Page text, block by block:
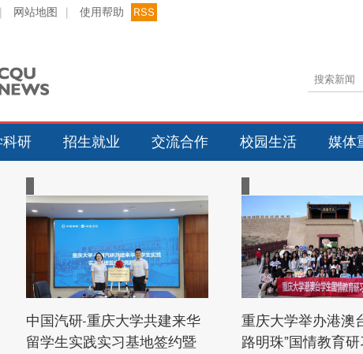
| 网站地图 | 使用帮助 RSS
研 招生就业 交流合作 校园生活 媒体
中国汽研-重庆大学共建来华
留学生实践实习基地签约暨
重庆大学举办港澳
路明珠”国情教育